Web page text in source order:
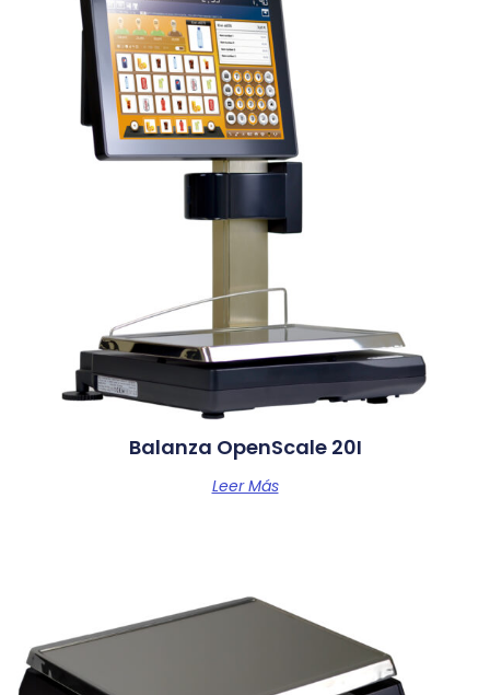
Balanza OpenScale 20I
Leer Más